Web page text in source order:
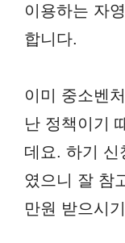
이용하는 자
합니다.
이미 중소벤
난 정책이기
데요. 하기 신
였으니 잘 참
만원 받으시